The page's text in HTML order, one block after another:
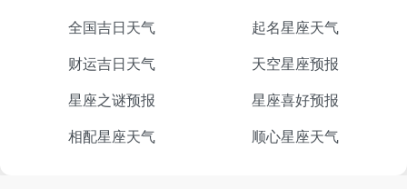
全国吉日天气 起名星座天气
财运吉日天气 天空星座预报
星座之谜预报 星座喜好预报
相配星座天气 顺心星座天气